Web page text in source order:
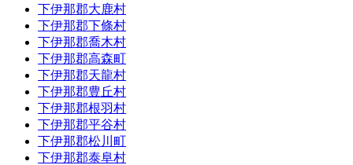
下伊那郡大鹿村
下伊那郡下條村
下伊那郡喬木村
下伊那郡高森町
下伊那郡天龍村
下伊那郡豊丘村
下伊那郡根羽村
下伊那郡平谷村
下伊那郡松川町
下伊那郡泰阜村